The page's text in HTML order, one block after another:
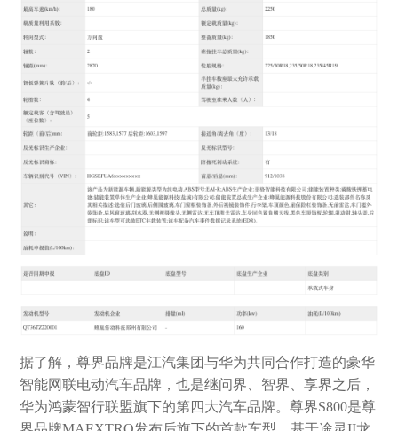
据了解，尊界品牌是江汽集团与华为共同合作打造的豪华
智能网联电动汽车品牌，也是继问界、智界、享界之后，
华为鸿蒙智行联盟旗下的第四大汽车品牌。尊界S800是尊